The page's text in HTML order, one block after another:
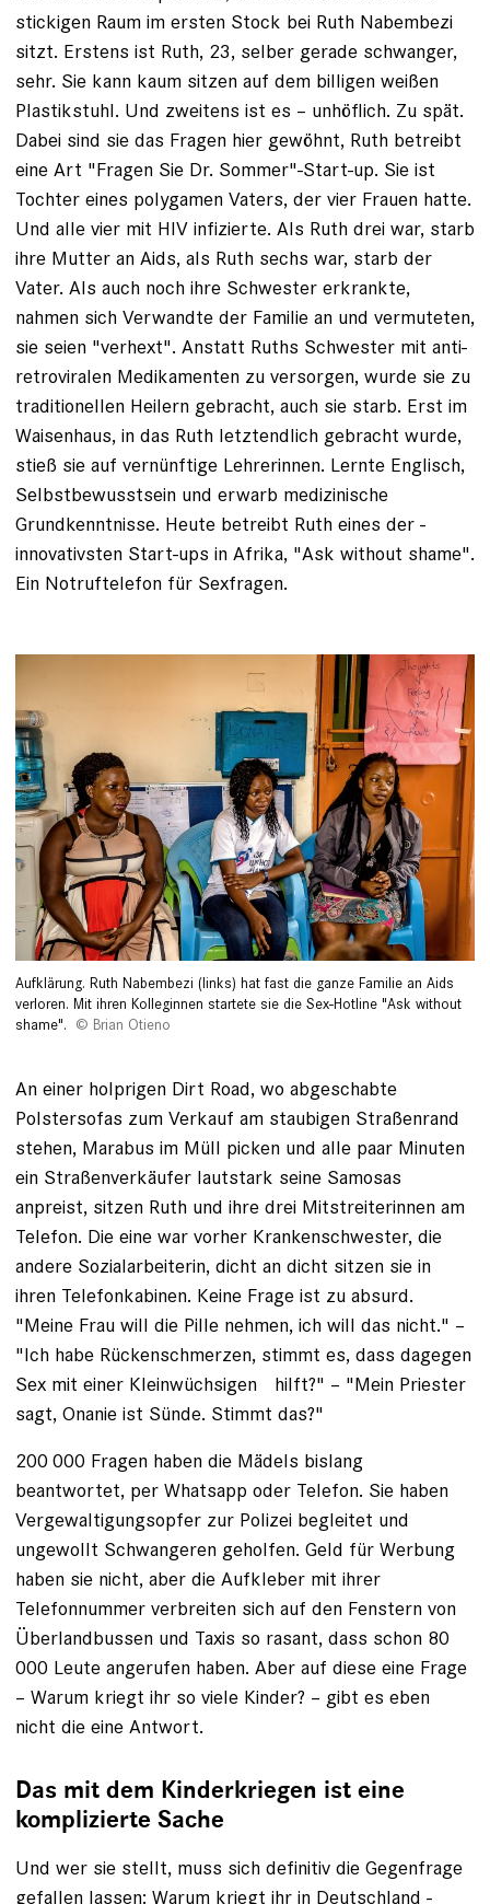
stickigen Raum im ersten Stock bei Ruth Nabembezi
sitzt. Erstens ist Ruth, 23, selber gerade schwanger,
sehr. Sie kann kaum sitzen auf dem billigen weißen
Plas­tikstuhl. Und zweitens ist es – unhöflich. Zu spät.
Dabei sind sie das Fragen hier gewöhnt, Ruth betreibt
eine Art "Fragen Sie Dr. Sommer"-Start-up. Sie ist
Tochter eines polygamen Vaters, der vier Frauen hatte.
Und alle vier mit HIV infizierte. Als Ruth drei war, starb
ihre Mutter an Aids, als Ruth sechs war, starb der
Vater. Als auch noch ihre Schwester erkrankte,
nahmen sich Verwandte der Familie an und vermuteten,
sie seien "verhext". Anstatt Ruths Schwester mit anti­
retroviralen Medikamenten zu versorgen, wurde sie zu
traditionellen Heilern gebracht, auch sie starb. Erst im
Waisenhaus, in das Ruth letztendlich gebracht wurde,
stieß sie auf vernünftige Lehrerinnen. Lernte Englisch,
Selbstbewusstsein und erwarb medizinische
Grundkenntnisse. Heute betreibt Ruth eines der ­
innovativsten Start-ups in Afrika, "Ask without shame".
Ein Notruf­telefon für Sexfragen.
Aufklärung. Ruth Nabembezi (links) hat fast die ganze Familie an Aids
verloren. Mit ihren Kolleginnen startete sie die Sex-­Hotline "Ask without
shame".
Brian Otieno
An einer holprigen Dirt Road, wo abgeschabte
Polstersofas zum Verkauf am staubigen Straßenrand
stehen, Marabus im Müll picken und alle paar Minuten
ein Straßen­verkäufer lautstark seine Samosas
anpreist, sitzen Ruth und ihre drei ­Mit­streiterinnen am
Telefon. Die ­eine war vorher Krankenschwester, die
andere Sozialarbeiterin, dicht an dicht sitzen sie in
ihren Telefon­kabinen. Keine Frage ist zu absurd.
"Meine Frau will die ­Pille ­nehmen, ich will das nicht." –
"Ich habe Rücken­schmerzen, stimmt es, dass dagegen
Sex mit einer Kleinwüchsigen hilft?" – "Mein Priester
sagt, Onanie ist ­Sünde. Stimmt das?"
200 000 Fragen haben die Mädels bislang
beantwortet, per Whatsapp oder Telefon. Sie haben
Vergewaltigungsopfer zur Polizei begleitet und
ungewollt Schwangeren geholfen. Geld für Werbung
haben sie nicht, aber die Aufkleber mit ihrer
Telefonnummer verbreiten sich auf den ­Fens­tern von
Überlandbussen und Taxis so rasant, dass schon 80
000 Leute angerufen haben. Aber auf diese eine Frage
– Warum kriegt ihr so viele Kinder? – gibt es eben
nicht die eine Antwort.
Das mit dem Kinderkriegen ist eine
komplizierte Sache
Und wer sie stellt, muss sich definitiv die Gegenfrage
gefallen lassen: Warum kriegt ihr in Deutschland ­